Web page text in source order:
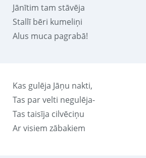
Jānītim tam stāvēja
Stallī bēri kumeliņi
Alus muca pagrabā!
Kas gulēja Jāņu nakti,
Tas par velti negulēja-
Tas taisīja cilvēciņu
Ar visiem zābakiem